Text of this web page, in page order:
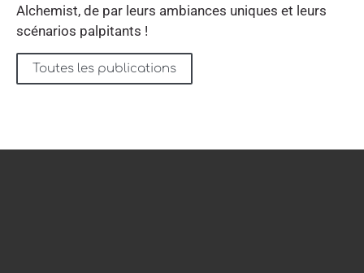
Alchemist, de par leurs ambiances uniques et leurs
scénarios palpitants !
Toutes les publications